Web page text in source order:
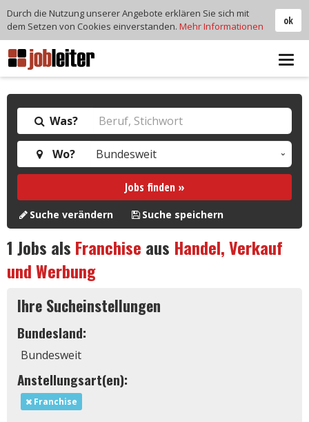
Was?
Wo?
Jobs finden »
Suche verändern Suche speichern
1 Jobs als Franchise aus Handel, Verkauf
und Werbung
Ihre Sucheinstellungen
Bundesland:
Bundesweit
Anstellungsart(en):
Franchise
ok
Durch die Nutzung unserer Angebote erklären Sie sich mit
dem Setzen von Cookies einverstanden. Mehr Informationen